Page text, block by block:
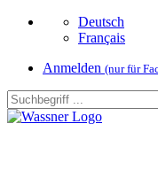
Deutsch
Français
Anmelden (nur für